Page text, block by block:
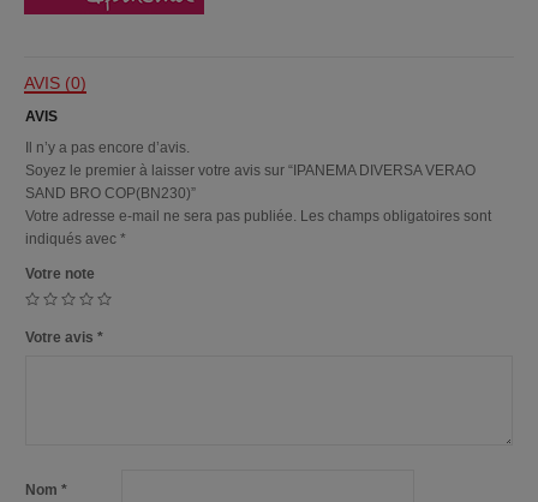
BRO
AVIS (0)
AVIS
Il n’y a pas encore d’avis.
Soyez le premier à laisser votre avis sur “IPANEMA DIVERSA VERAO
SAND BRO COP(BN230)”
Votre adresse e-mail ne sera pas publiée. Les champs obligatoires sont
indiqués avec *
Votre note
Votre avis *
Nom *